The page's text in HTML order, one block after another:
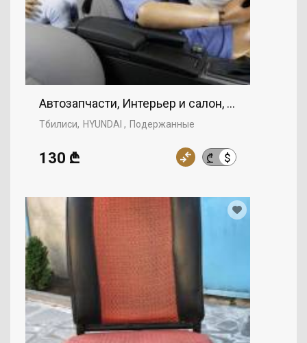
Автозапчасти, Интерьер и салон, HYUNDAI
Тбилиси HYUNDAI Подержанные
₾ $
130 ₾